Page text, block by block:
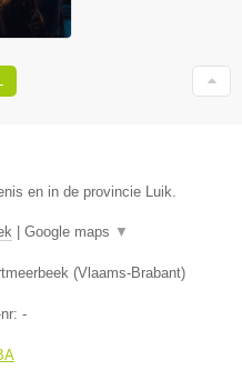
en in de provincie Luik.
Google maps ▼
(Vlaams-Brabant)
-